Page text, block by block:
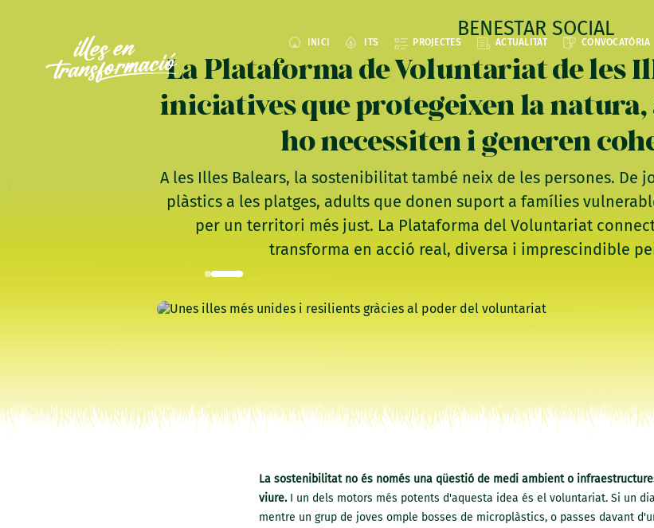
INICI ITS PROJECTES ACTUALITAT CONVOCATÒRIA
BENESTAR SOCIAL
La Plataforma de Voluntariat de les
iniciatives que protegeixen la natura,
ho necessiten i generen
A les Illes Balears, la sostenibilitat també neix de les persones. De
plàstics a les platges, adults que donen suport a famílies
per un territori més just. La Plataforma del Voluntariat
transforma en acció real, diversa i imprescindible
La sostenibilitat no és només una qüestió de medi ambient o
viure.I un dels motors més potents d'aquesta idea és el voluntariat. Si un
mentre un grup de joves omple bosses de microplàstics, o passes davant